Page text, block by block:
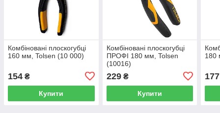
Комбіновані плоскогубці
160 мм, Tolsen (10 000)
154 ₴
Купити
Комбіновані плоскогубці
ПРОФІ 180 мм, Tolsen
(10016)
229₴
Купити
180
177